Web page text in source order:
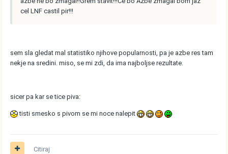
cel LNF castil pir!!!
sem sla gledat mal statistiko njihove popularnosti, pa je azbe res tam
nekje na sredini. miso, se mi zdi, da ima najboljse rezultate.
sicer pa kar se tice piva:
tisti smesko s pivom se mi noce nalepit
Citiraj